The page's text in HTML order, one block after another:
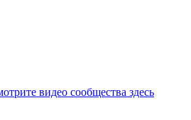
видео сообщества здесь